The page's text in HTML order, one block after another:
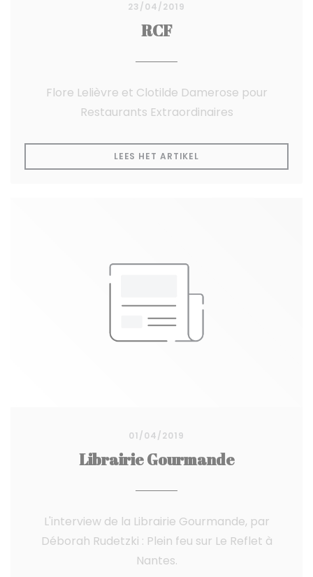
23/04/2019
RCF
Flore Lelièvre et Clotilde Damerose pour
Restaurants Extraordinaires
LEES HET ARTIKEL
01/04/2019
Librairie Gourmande
L'interview de la Librairie Gourmande, par
Déborah Rudetzki : Plein feu sur Le Reflet à
Nantes.